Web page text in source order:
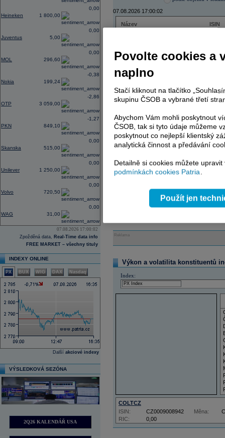
Heineken 1 800,00
0,00
Juventus 5,00
0,00
MOL 296,60
0,00
Nokia 199,24
-0,38
OTP 3 059,00
-2,86
PKN 849,10
-1,27
Skanska 515,00
0,00
Unilever 1 250,00
0,00
Volvo 720,50
0,00
WAG 31,00
0,00
07.08.2026 17:00:02
Zpožděná data, Real-Time data info
FREE MARKET – všechny tituly
INDEXY ONLINE
PX BUX WIG DAX Nasdaq
Další akciové indexy
VÝSLEDKOVÁ SEZÓNA
2Q26 KALENDÁŘ USA
07.08.2026 17:00:02
Název
ISIN
ERSTE BANK
TMR
AD index - vývoj
Region
Reklama
Výkon a volatilita konstituentů
Index:
COLTCZ
RIC: 0,00
ISIN: CZ0009008942 Měna:
Povolte cookies a
naplno
Stačí kliknout na tlačítko
skupinu ČSOB a vybrané třetí
Abychom Vám mohli poskytnout
ČSOB, tak si tyto údaje můžeme
poskytnout co nejlepší klientský
analytická činnost a předávání
Detailně si cookies můžete
podmínkách cookies Patria.
Použít jen